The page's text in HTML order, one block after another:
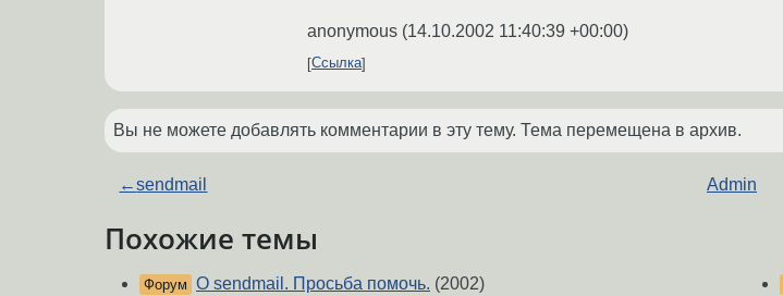
anonymous (14.10.2002 11:40:39 +00:00)
Ссылка
Вы не можете добавлять комментарии в эту тему. Тема перемещена в архив.
←sendmail Admin
Похожие темы
Форум О sendmail. Просьба помочь. (2002)